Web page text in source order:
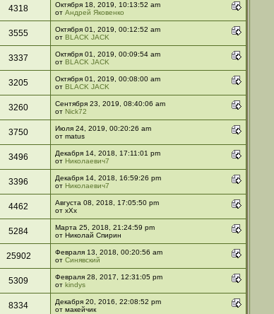
4318
Октября 18, 2019, 10:13:52 am
от Андрей Яковенко
3555
Октября 01, 2019, 00:12:52 am
от BLACK JACK
3337
Октября 01, 2019, 00:09:54 am
от BLACK JACK
3205
Октября 01, 2019, 00:08:00 am
от BLACK JACK
3260
Сентября 23, 2019, 08:40:06 am
от Nick72
3750
Июля 24, 2019, 00:20:26 am
от matus
3496
Декабря 14, 2018, 17:11:01 pm
от Николаевич7
3396
Декабря 14, 2018, 16:59:26 pm
от Николаевич7
4462
Августа 08, 2018, 17:05:50 pm
от xXx
5284
Марта 25, 2018, 21:24:59 pm
от Николай Спирин
25902
Февраля 13, 2018, 00:20:56 am
от Синявский
5309
Февраля 28, 2017, 12:31:05 pm
от kindys
8334
Декабря 20, 2016, 22:08:52 pm
от макейчик